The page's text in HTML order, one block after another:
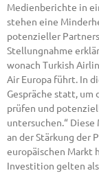
Medienberichte in
stehen eine
potenzieller
Stellungnahme
wonach Turkish
Air Europa führt. In
Gespräche statt,
prüfen und
untersuchen.“
an der Stärkung der
europäischen Markt
Investition gelten